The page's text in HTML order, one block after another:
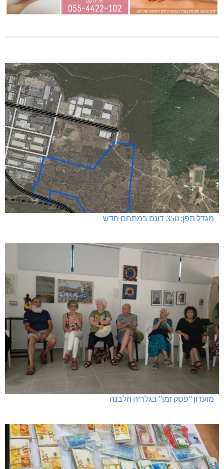
מגדל תפן: 350 דונם במתחם חדש
מועדון "פסק זמן" בגלריה הלבנה